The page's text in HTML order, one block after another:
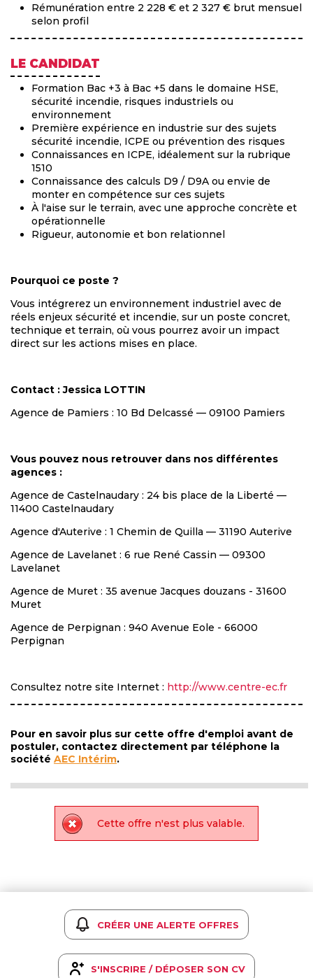
Rémunération entre 2 228 € et 2 327 € brut mensuel
selon profil
LE CANDIDAT
Formation Bac +3 à Bac +5 dans le domaine HSE,
sécurité incendie, risques industriels ou
environnement
Première expérience en industrie sur des sujets
sécurité incendie, ICPE ou prévention des risques
Connaissances en ICPE, idéalement sur la rubrique
1510
Connaissance des calculs D9 / D9A ou envie de
monter en compétence sur ces sujets
À l'aise sur le terrain, avec une approche concrète et
opérationnelle
Rigueur, autonomie et bon relationnel
Pourquoi ce poste ?
Vous intégrerez un environnement industriel avec de
réels enjeux sécurité et incendie, sur un poste concret,
technique et terrain, où vous pourrez avoir un impact
direct sur les actions mises en place.
Contact : Jessica LOTTIN
Agence de Pamiers : 10 Bd Delcassé — 09100 Pamiers
Vous pouvez nous retrouver dans nos différentes
agences :
Agence de Castelnaudary : 24 bis place de la Liberté —
11400 Castelnaudary
Agence d'Auterive : 1 Chemin de Quilla — 31190 Auterive
Agence de Lavelanet : 6 rue René Cassin — 09300
Lavelanet
Agence de Muret : 35 avenue Jacques douzans - 31600
Muret
Agence de Perpignan : 940 Avenue Eole - 66000
Perpignan
Consultez notre site Internet : http://www.centre-ec.fr
Pour en savoir plus sur cette offre d'emploi avant de
postuler, contactez directement par téléphone la
société AEC Intérim.
Cette offre n'est plus valable.
CRÉER UNE ALERTE OFFRES
S'INSCRIRE / DÉPOSER SON CV